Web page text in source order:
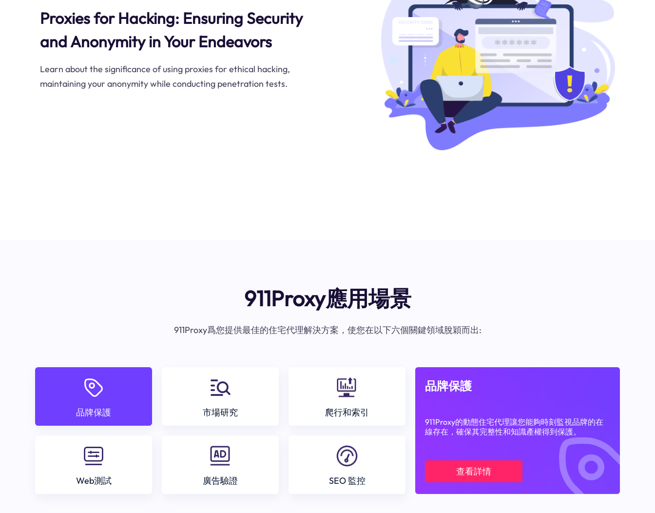
Proxies for Hacking: Ensuring Security
and Anonymity in Your Endeavors
Learn about the significance of using proxies for ethical hacking,
maintaining your anonymity while conducting penetration tests.
911Proxy應用場景
911Proxy爲您提供最佳的住宅代理解決方案，使您在以下六個關鍵領域脫穎而出:
品牌保護 市場研究 爬行和索引
Web測試 廣告驗證 SEO 監控
品牌保護
911Proxy的動態住宅代理讓您能夠時刻監視品牌的在
線存在，確保其完整性和知識產權得到保護。
查看詳情